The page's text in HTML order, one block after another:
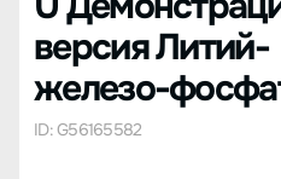
версия Литий-
железо-
ID: G56165582